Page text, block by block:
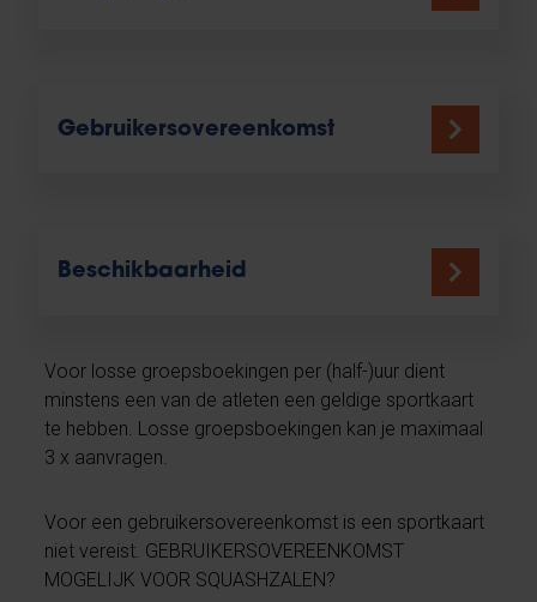
Gebruikersovereenkomst
Beschikbaarheid
Voor losse groepsboekingen per (half-)uur dient
minstens een van de atleten een geldige sportkaart
te hebben. Losse groepsboekingen kan je maximaal
3 x aanvragen.
Voor een gebruikersovereenkomst is een sportkaart
niet vereist. GEBRUIKERSOVEREENKOMST
MOGELIJK VOOR SQUASHZALEN?